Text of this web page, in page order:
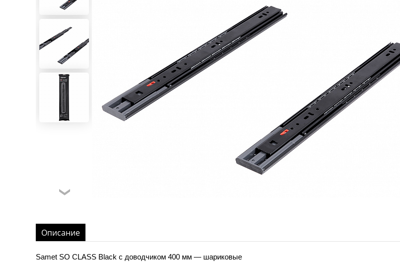
Описание
Samet SO CLASS Black с доводчиком 400 мм — шариковые